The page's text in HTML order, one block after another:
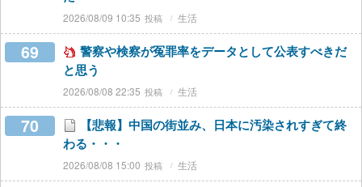
2026/08/09 10:35 生活
69
警察や検察が冤罪率をデータとして公表すべきだ
と思う
2026/08/08 22:35 生活
70
【悲報】中国の街並み、日本に汚染されすぎて終
わる・・・
2026/08/08 15:00 生活